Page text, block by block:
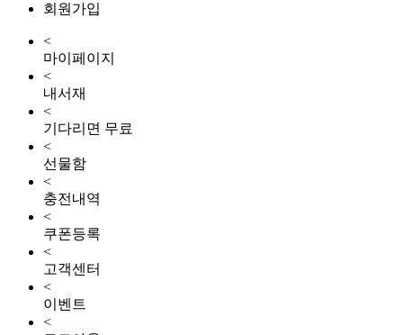
회원가입
<
마이페이지
<
내서재
<
기다리면 무료
<
선물함
<
충전내역
<
쿠폰등록
<
고객센터
<
이벤트
<